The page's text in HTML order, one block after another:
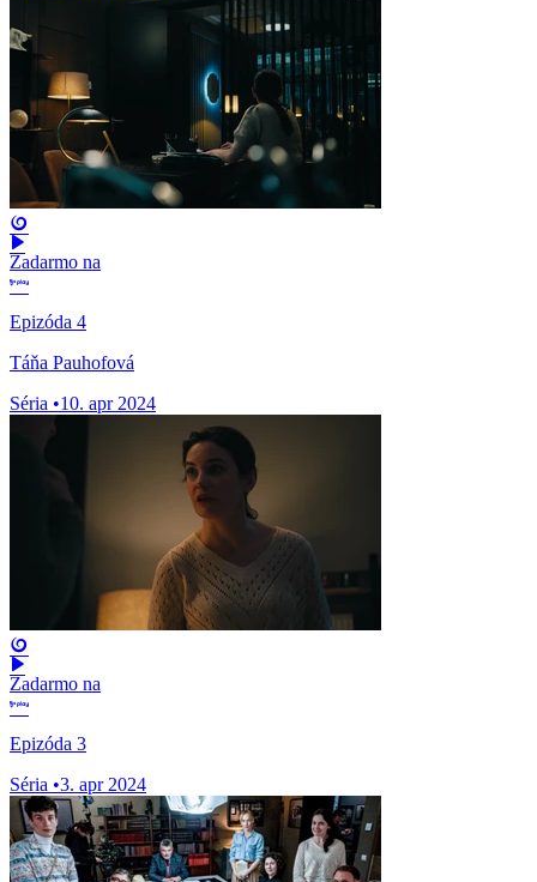
Zadarmo na
Epizóda 4
Táňa Pauhofová
Séria •10. apr 2024
Zadarmo na
Epizóda 3
Séria •3. apr 2024